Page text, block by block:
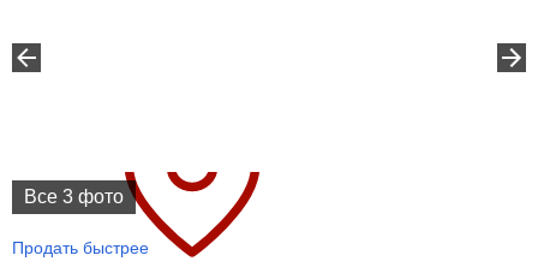
Все 3 фото
Продать быстрее